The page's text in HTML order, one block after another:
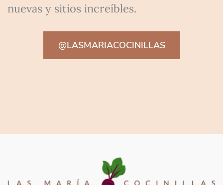
nuevas y sitios increíbles.
@LASMARIACOCINILLAS